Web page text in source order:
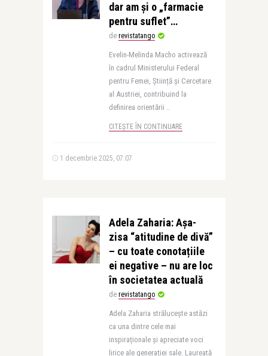
dar am și o „farmacie
pentru suflet”…
de revistatango
Evelin-Melinda Macho activează
în cadrul Ministerului Federal
pentru Femei, Știință și Cercetare
al Austriei, contribuind la
definirea orientării ..
CITEȘTE ÎN CONTINUARE
1 decembrie 2025, 07:07
Adela Zaharia: Așa-
zisa “atitudine de divă”
– cu toate conotațiile
ei negative – nu are loc
în societatea actuală
de revistatango
Adela Zaharia strălucește astăzi
ca una dintre cele mai
inspiraționale și apreciate voci
lirice ale generației sale. Laureată